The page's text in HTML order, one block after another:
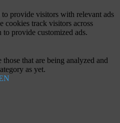
provide visitors with relevant ads
cookies track visitors across
provide customized ads.
that are being analyzed and
as yet.